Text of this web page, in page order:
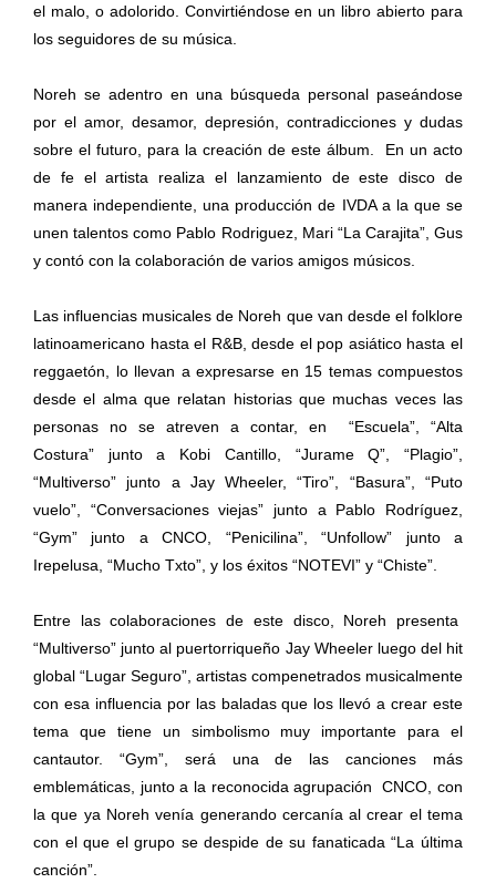
el malo, o adolorido. Convirtiéndose en un libro abierto para
los seguidores de su música.
Noreh se adentro en una búsqueda personal paseándose
por el amor, desamor, depresión, contradicciones y dudas
sobre el futuro, para la creación de este álbum. En un acto
de fe el artista realiza el lanzamiento de este disco de
manera independiente, una producción de IVDA a la que se
unen talentos como Pablo Rodriguez, Mari “La Carajita”, Gus
y contó con la colaboración de varios amigos músicos.
Las influencias musicales de Noreh que van desde el folklore
latinoamericano hasta el R&B, desde el pop asiático hasta el
reggaetón, lo llevan a expresarse en 15 temas compuestos
desde el alma que relatan historias que muchas veces las
personas no se atreven a contar, en “Escuela”, “Alta
Costura” junto a Kobi Cantillo, “Jurame Q”, “Plagio”,
“Multiverso” junto a Jay Wheeler, “Tiro”, “Basura”, “Puto
vuelo”, “Conversaciones viejas” junto a Pablo Rodríguez,
“Gym” junto a CNCO, “Penicilina”, “Unfollow” junto a
Irepelusa, “Mucho Txto”, y los éxitos “NOTEVI” y “Chiste”.
Entre las colaboraciones de este disco, Noreh presenta
“Multiverso” junto al puertorriqueño Jay Wheeler luego del hit
global “Lugar Seguro”, artistas compenetrados musicalmente
con esa influencia por las baladas que los llevó a crear este
tema que tiene un simbolismo muy importante para el
cantautor. “Gym”, será una de las canciones más
emblemáticas, junto a la reconocida agrupación CNCO, con
la que ya Noreh venía generando cercanía al crear el tema
con el que el grupo se despide de su fanaticada “La última
canción”.